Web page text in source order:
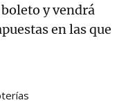
y vendrá
en las que